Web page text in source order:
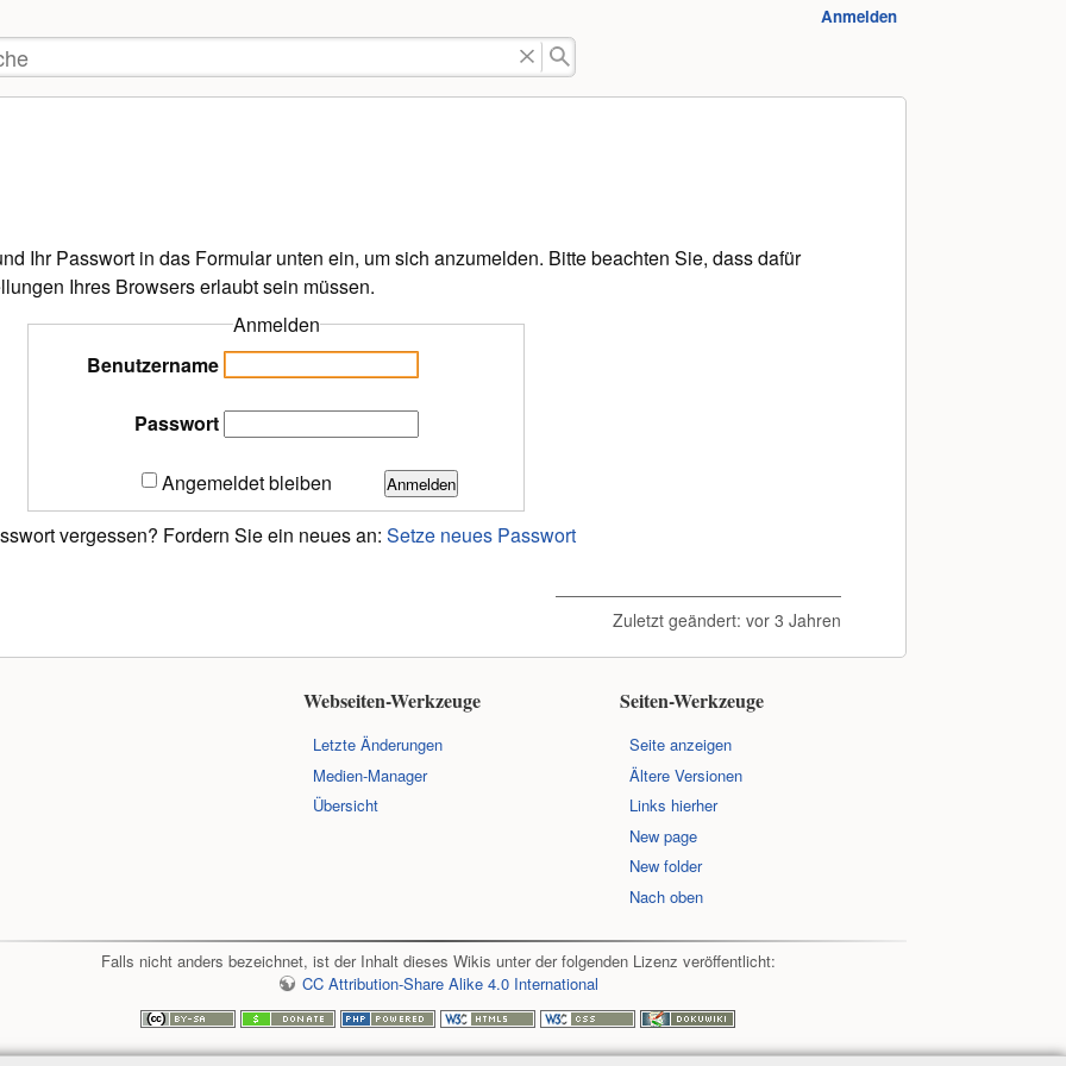
Anmelden
Ihr Passwort in das Formular unten ein, um sich anzumelden. Bitte beachten Sie, dass dafür
Ihres Browsers erlaubt sein müssen.
Anmelden
Benutzername
Passwort
Angemeldet bleiben Anmelden
vergessen? Fordern Sie ein neues an: Setze neues Passwort
Zuletzt geändert: vor 3 Jahren
Webseiten-Werkzeuge
Letzte Änderungen
Medien-Manager
Übersicht
Seiten-Werkzeuge
Seite anzeigen
Ältere Versionen
Links hierher
New page
New folder
Nach oben
Falls nicht anders bezeichnet, ist der Inhalt dieses Wikis unter der folgenden Lizenz veröffentlicht:
CC Attribution-Share Alike 4.0 International